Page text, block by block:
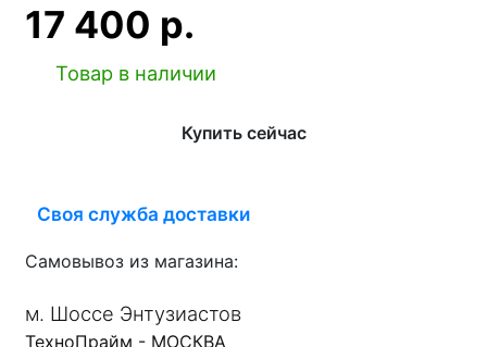
17 400 р.
Товар в наличии
Купить сейчас
Своя служба доставки
Самовывоз из магазина:
м. Шоссе Энтузиастов
ТехноПрайм - МОСКВА